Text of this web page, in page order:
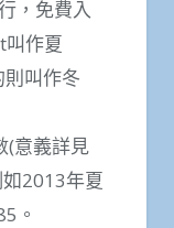
，免費入
作夏
叫作冬
(意義詳見
如2013年夏
。